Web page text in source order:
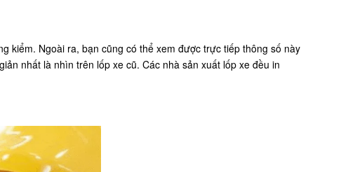
kiểm. Ngoài ra, bạn cũng có thể xem được trực tiếp thông số này
nhất là nhìn trên lốp xe cũ. Các nhà sản xuất lốp xe đều in